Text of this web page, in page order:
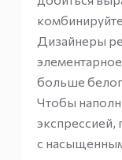
Дизайнеры
больше
Чтобы
экспрессией,
с